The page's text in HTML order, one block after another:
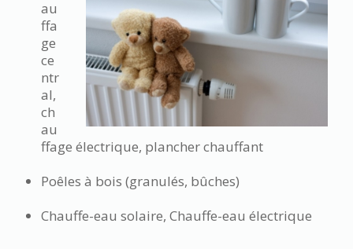
au
ffa
ge
ce
ntr
al,
ch
au
ffage électrique, plancher chauffant
Poêles à bois (granulés, bûches)
Chauffe-eau solaire, Chauffe-eau électrique